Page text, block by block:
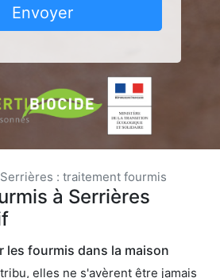
Envoyer
Serrières : traitement fourmis
à Serrières
les fourmis dans la maison
elles ne s'avèrent être jamais